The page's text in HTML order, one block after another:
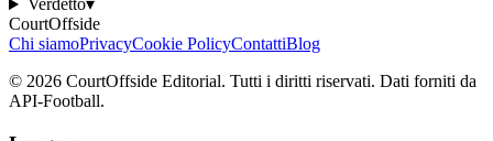
Verdetto▾
CourtOffside
Chi siamoPrivacyCookie PolicyContattiBlog
© 2026 CourtOffside Editorial. Tutti i diritti riservati. Dati forniti da
API-Football.